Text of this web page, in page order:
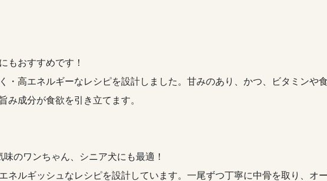
もおすすめです！
・高エネルギーなレシピを設計しました。甘みのあり、かつ、ビタミンや
み成分が食欲を引き立てます。
のワンちゃん、シニア犬にも最適！
ネルギッシュなレシピを設計しています。一尾ずつ丁寧に中骨を取り、オ